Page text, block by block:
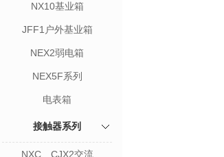
NX10基业箱
JFF1户外基业箱
NEX2弱电箱
NEX5F系列
电表箱
接触器系列
NXC、CJX2交流